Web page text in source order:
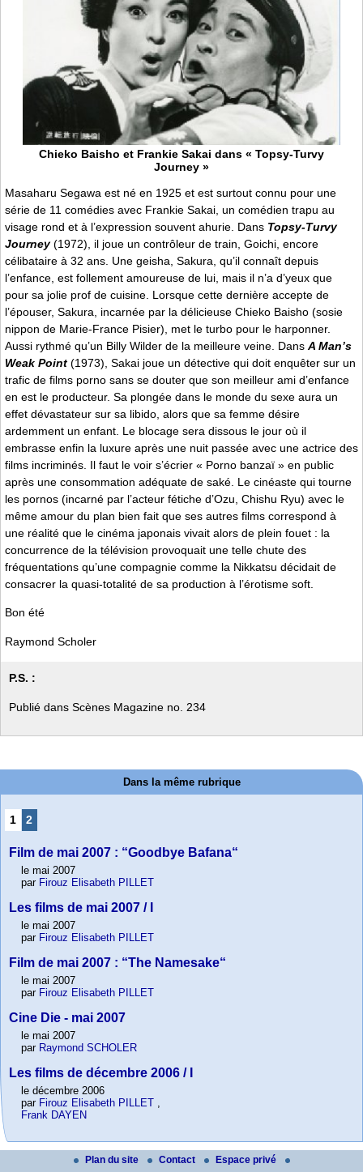
Chieko Baisho et Frankie Sakai dans « Topsy-Turvy
Journey »
Masaharu Segawa est né en 1925 et est surtout connu pour une
série de 11 comédies avec Frankie Sakai, un comédien trapu au
visage rond et à l’expression souvent ahurie. Dans Topsy-Turvy
Journey (1972), il joue un contrôleur de train, Goichi, encore
célibataire à 32 ans. Une geisha, Sakura, qu’il connaît depuis
l’enfance, est follement amoureuse de lui, mais il n’a d’yeux que
pour sa jolie prof de cuisine. Lorsque cette dernière accepte de
l’épouser, Sakura, incarnée par la délicieuse Chieko Baisho (sosie
nippon de Marie-France Pisier), met le turbo pour le harponner.
Aussi rythmé qu’un Billy Wilder de la meilleure veine. Dans A Man’s
Weak Point (1973), Sakai joue un détective qui doit enquêter sur un
trafic de films porno sans se douter que son meilleur ami d’enfance
en est le producteur. Sa plongée dans le monde du sexe aura un
effet dévastateur sur sa libido, alors que sa femme désire
ardemment un enfant. Le blocage sera dissous le jour où il
embrasse enfin la luxure après une nuit passée avec une actrice des
films incriminés. Il faut le voir s’écrier « Porno banzaï » en public
après une consommation adéquate de saké. Le cinéaste qui tourne
les pornos (incarné par l’acteur fétiche d’Ozu, Chishu Ryu) avec le
même amour du plan bien fait que ses autres films correspond à
une réalité que le cinéma japonais vivait alors de plein fouet : la
concurrence de la télévision provoquait une telle chute des
fréquentations qu’une compagnie comme la Nikkatsu décidait de
consacrer la quasi-totalité de sa production à l’érotisme soft.
Bon été
Raymond Scholer
P.S. :
Publié dans Scènes Magazine no. 234
Dans la même rubrique
1 2
Film de mai 2007 : “Goodbye Bafana“
le mai 2007
par Firouz Elisabeth PILLET
Les films de mai 2007 / I
le mai 2007
par Firouz Elisabeth PILLET
Film de mai 2007 : “The Namesake“
le mai 2007
par Firouz Elisabeth PILLET
Cine Die - mai 2007
le mai 2007
par Raymond SCHOLER
Les films de décembre 2006 / I
le décembre 2006
par Firouz Elisabeth PILLET ,
Frank DAYEN
Plan du site Contact Espace privé